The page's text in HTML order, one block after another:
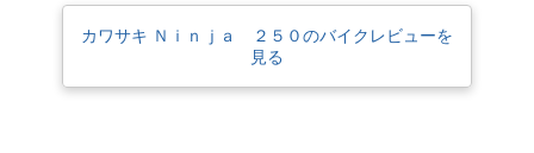
0・マイナーチェン
2014年 Ninja 250
Special Edition・カ
BS Special Editio
カワサキ Ｎｉｎｊａ ２５０のバイクレビューを
見る